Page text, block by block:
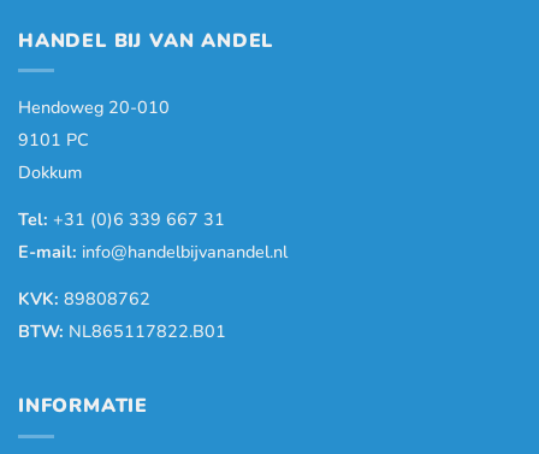
HANDEL BIJ VAN ANDEL
Hendoweg 20-010
9101 PC
Dokkum
Tel: +31 (0)6 339 667 31
E-mail: info@handelbijvanandel.nl
KVK: 89808762
BTW: NL865117822.B01
INFORMATIE